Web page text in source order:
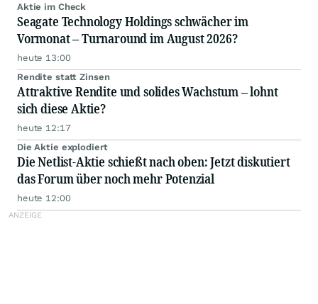
Aktie im Check
Seagate Technology Holdings schwächer im
Vormonat – Turnaround im August 2026?
heute 13:00
Rendite statt Zinsen
Attraktive Rendite und solides Wachstum – lohnt
sich diese Aktie?
heute 12:17
Die Aktie explodiert
Die Netlist-Aktie schießt nach oben: Jetzt diskutiert
das Forum über noch mehr Potenzial
heute 12:00